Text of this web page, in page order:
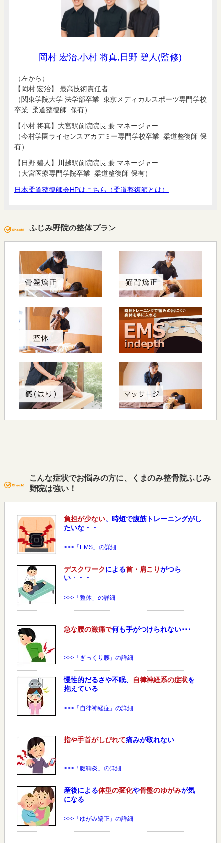
岡村 宏治,小村 将真,日野 碧人(監修)
（左から）
【岡村 宏治】 最高技術責任者
（関東学院大学 法学部卒業 東京メディカルスポーツ専門学校
卒業 柔道整復師 保有）
【小村 将真】大宮駅前院院長 兼 マネージャー
（今村学園ライセンスアカデミー専門学校卒業 柔道整復師 保
有）
【日野 碧人】川越駅前院院長 兼 マネージャー
（大宮医療専門学院卒業 柔道整復師 保有）
日本柔道整復師会HPはこちら（柔道整復師とは）
ふじみ野院の整体プラン
こんな症状でお悩みの方に、くまのみ整骨院ふじみ
野院は強い！
負担が少ない、時短で腹筋トレーニングがし
たいな・・
>>>「EMS」の詳細
デスクワークによる首・肩こりがつら
い・・・
>>>「整体」の詳細
急な腰の激痛で何も手がつけられない･･･
>>>「ぎっくり腰」の詳細
慢性的だるさや不眠、 自律神経系の症状を
抱えている
>>>「自律神経症」の詳細
指や手首がしびれて痛みが取れない
>>>「腱鞘炎」の詳細
産後による体型の変化や骨盤のゆがみが気
になる
>>>「ゆがみ矯正」の詳細